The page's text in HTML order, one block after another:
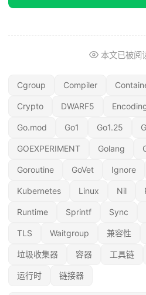
本文已被阅
Cgroup Compiler
Crypto DWARF5
Go.mod Go1 Go1.25
GOEXPERIMENT Golang
Goroutine GoVet Ignore
Kubernetes Linux Nil
Runtime Sprintf Sync
TLS Waitgroup 兼容性
垃圾收集器 容器 工具链
运行时 链接器